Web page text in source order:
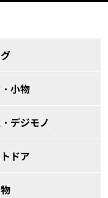
小物
デジモノ
ドア